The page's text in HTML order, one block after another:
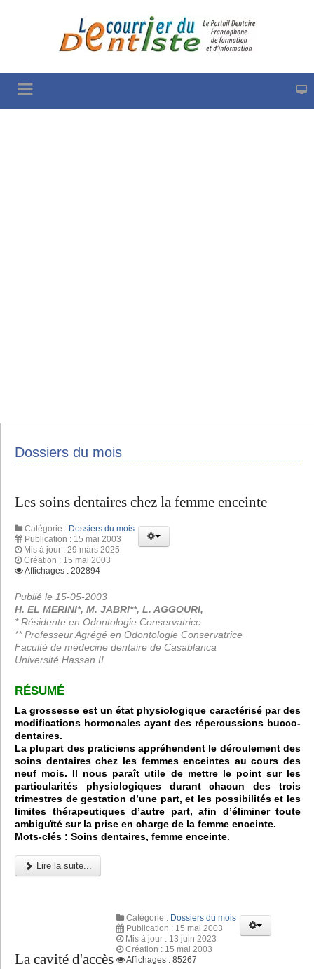
Dossiers du mois
Les soins dentaires chez la femme enceinte
Catégorie : Dossiers du mois
Publication : 15 mai 2003
Mis à jour : 29 mars 2025
Création : 15 mai 2003
Affichages : 202894
Publié le 15-05-2003
H. EL MERINI*, M. JABRI**, L. AGGOURI,
* Résidente en Odontologie Conservatrice
** Professeur Agrégé en Odontologie Conservatrice
Faculté de médecine dentaire de Casablanca
Université Hassan II
RÉSUMÉ
La grossesse est un état physiologique caractérisé par des
modifications hormonales ayant des répercussions bucco-
dentaires.
La plupart des praticiens appréhendent le déroulement des
soins dentaires chez les femmes enceintes au cours des
neuf mois. Il nous paraît utile de mettre le point sur les
particularités physiologiques durant chacun des trois
trimestres de gestation d’une part, et les possibilités et les
limites thérapeutiques d’autre part, afin d’éliminer toute
ambiguïté sur la prise en charge de la femme enceinte.
Mots-clés : Soins dentaires, femme enceinte.
Lire la suite...
La cavité d'accès
Catégorie : Dossiers du mois
Publication : 15 mai 2003
Mis à jour : 13 juin 2023
Création : 15 mai 2003
Affichages : 85267